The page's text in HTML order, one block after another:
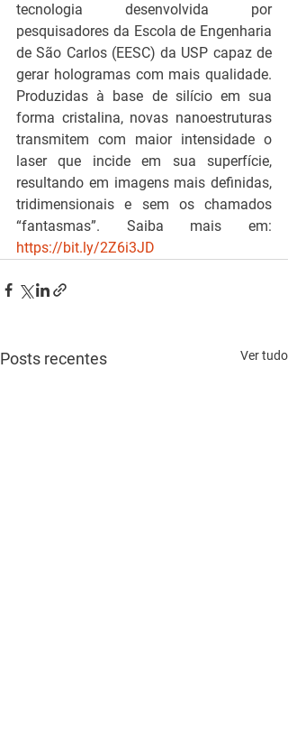
tecnologia desenvolvida por
pesquisadores da Escola de Engenharia
de São Carlos (EESC) da USP capaz de
gerar hologramas com mais qualidade.
Produzidas à base de silício em sua
forma cristalina, novas nanoestruturas
transmitem com maior intensidade o
laser que incide em sua superfície,
resultando em imagens mais definidas,
tridimensionais e sem os chamados
https://bit.ly/2Z6i3JD
Posts recentes Ver tudo